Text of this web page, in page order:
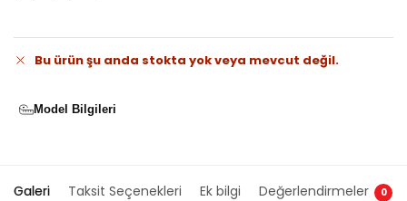
Bu ürün şu anda stokta yok veya mevcut değil.
Model Bilgileri
Galeri Taksit Seçenekleri Ek bilgi Değerlendirmeler 0